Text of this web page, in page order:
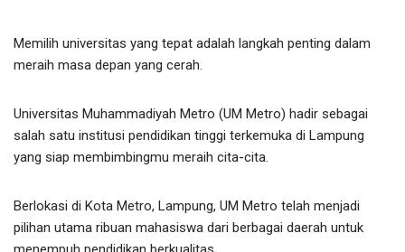
Memilih universitas yang tepat adalah langkah penting dalam
meraih masa depan yang cerah.
Universitas Muhammadiyah Metro (UM Metro) hadir sebagai
salah satu institusi pendidikan tinggi terkemuka di Lampung
yang siap membimbingmu meraih cita-cita.
Berlokasi di Kota Metro, Lampung, UM Metro telah menjadi
pilihan utama ribuan mahasiswa dari berbagai daerah untuk